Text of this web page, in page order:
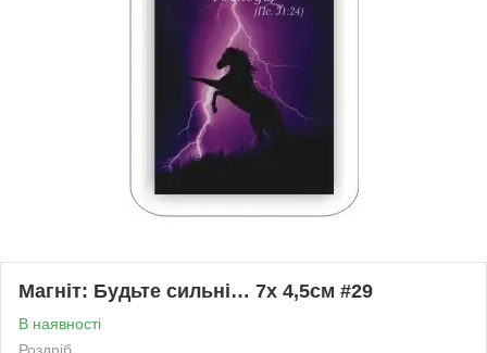
Магніт: Будьте сильні… 7х 4,5см #29
В наявності
Роздріб